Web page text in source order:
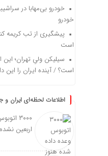
خودرو بی‌مهابا در
خودرو
پیشگیری از تب کریمه
است
است؟ / آینده ایران را این
اطلاعات لحظه‌ای ایران و
۳۰۰۰
اربعین